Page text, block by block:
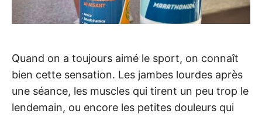
Quand on a toujours aimé le sport, on connaît
bien cette sensation. Les jambes lourdes après
une séance, les muscles qui tirent un peu trop le
lendemain, ou encore les petites douleurs qui